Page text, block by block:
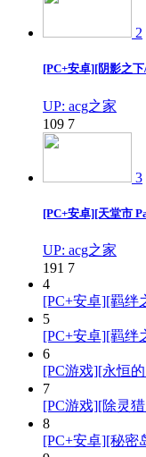
2
[PC+安卓][阴影之
UP: acg之家
109 7
3
[PC+安卓][天堂市
UP: acg之家
191 7
4
[PC+安卓][羁绊
5
[PC+安卓][羁绊
6
[PC游戏][永恒
7
[PC游戏][除灵
8
[PC+安卓][秘密